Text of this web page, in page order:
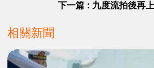
下一篇 : 九度流拍後再
相關新聞